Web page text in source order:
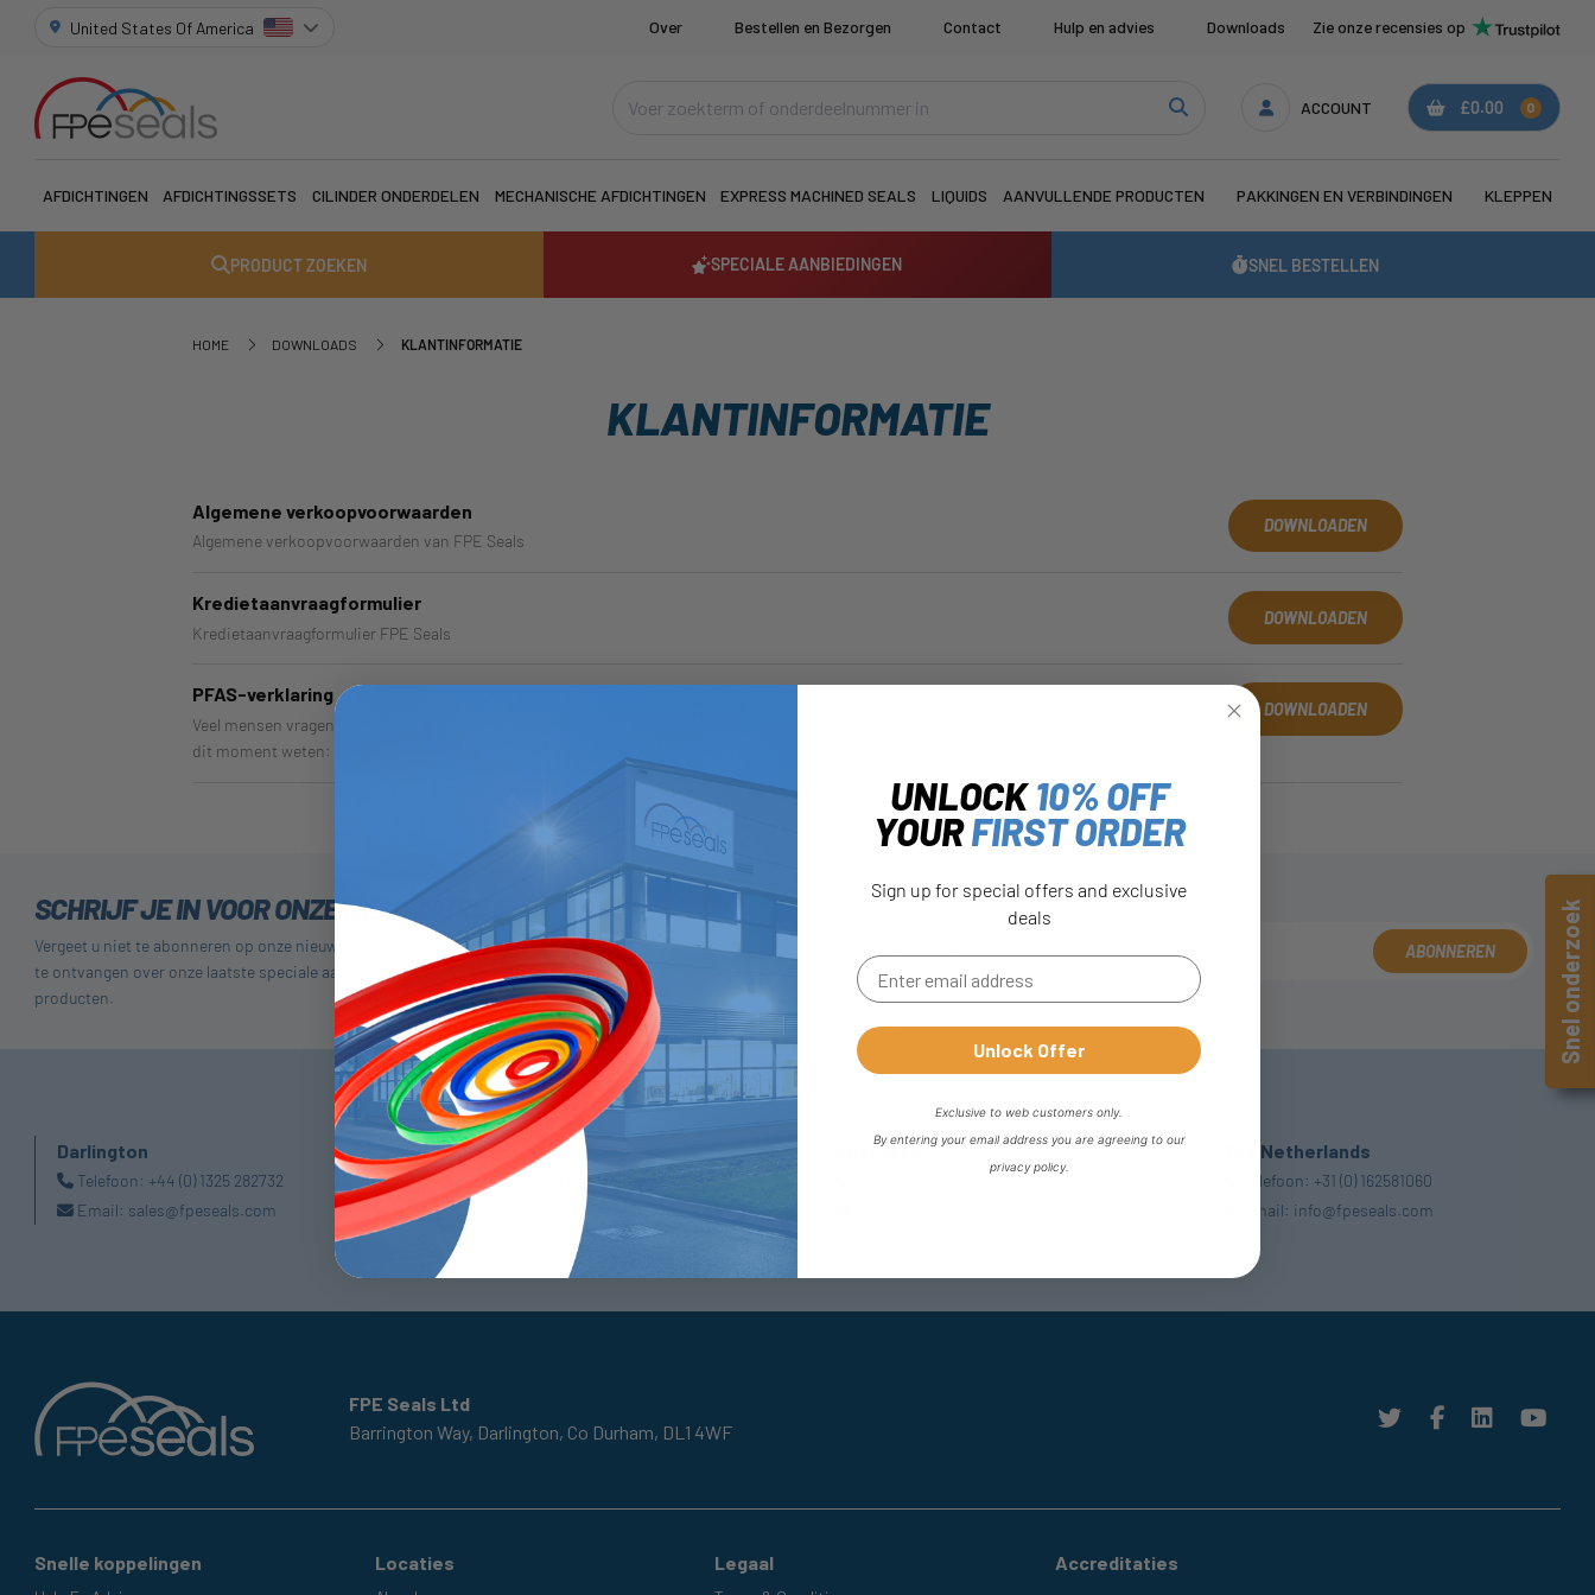
United States Of America Over Bestellen en Bezorgen Contact Hulp en advies Downloads Zie onze recensies op
ACCOUNT £0.00 0
AFDICHTINGEN AFDICHTINGSSETS CILINDER ONDERDELEN MECHANISCHE AFDICHTINGEN EXPRESS MACHINED SEALS LIQUIDS AANVULLENDE PRODUCTEN PAKKINGEN EN VERBINDINGEN KLEPPEN
PRODUCT ZOEKEN SPECIALE AANBIEDINGEN SNEL BESTELLEN
HOME DOWNLOADS KLANTINFORMATIE
KLANTINFORMATIE
Algemene verkoopvoorwaarden
Algemene verkoopvoorwaarden van FPE Seals
DOWNLOADEN
Kredietaanvraagformulier
Kredietaanvraagformulier FPE Seals
DOWNLOADEN
PFAS-verklaring
Veel mensen vragen ons naar PFAS in onze producten en wat er in de toekomst zal gebeuren. Lees deze verklaring op basis van wat we op
dit moment weten:
DOWNLOADEN
SCHRIJF JE IN VOOR ONZE NIEUWSBRIEF
Vergeet u niet te abonneren op onze nieuwsbrief om informatie
te ontvangen over onze laatste speciale aanbiedingen en nieuwe
producten.
ABONNEREN
Darlington
Telefoon: +44 (0) 1325 282732
Email: sales@fpeseals.com
Doncaster
Telefoon:
+44 (0) 1302727252
Email:
doncaster@fpeseals.com
Aberdeen
+44 (0) 1224648999
The Netherlands
Telefoon: +31 (0) 162581060
Email: info@fpeseals.com
FPE Seals Ltd
Barrington Way, Darlington, Co Durham, DL1 4WF
Snelle koppelingen Locaties Legaal Accreditaties
Snel onderzoek
UNLOCK10% OFF
YOURFIRST ORDER
Sign up for special offers and exclusive
deals
Unlock Offer
Exclusive to web customers only.
By entering your email address you are agreeing to our
privacy policy.